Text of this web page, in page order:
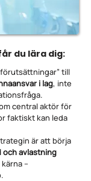
du lära dig:
till
i lag, inte
central aktör för
faktiskt kan leda
är att börja
avlastning
–